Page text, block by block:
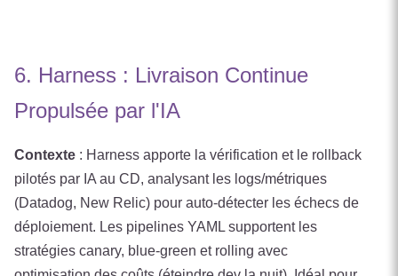
6. Harness : Livraison Continue
Propulsée par l'IA
Contexte : Harness apporte la vérification et le rollback
pilotés par IA au CD, analysant les logs/métriques
(Datadog, New Relic) pour auto-détecter les échecs de
déploiement. Les pipelines YAML supportent les
stratégies canary, blue-green et rolling avec